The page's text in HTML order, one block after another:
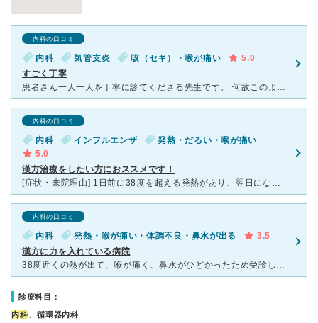
内科の口コミ
内科 気管支炎 咳（セキ）・喉が痛い
5.0
すごく丁寧
患者さん一人一人を丁寧に診てくださる先生です。 何故このような症状が出るのか、何故この薬を出すのか、どうすれば早く良くなる又は防げるのか、優しく教えて下さいます。 また、ちょっと喉を見て憶測で診断
内科の口コミ
内科 インフルエンザ
発熱・だるい・喉が痛い
5.0
漢方治療をしたい方におススメです！
[症状・来院理由] 1日前に38度を超える発熱があり、翌日になっても下がらなかったため受診しました。 [医師の診断・治療法] 検査を経て、インフルエンザと診断されました。水分をよくとること、睡眠
内科の口コミ
内科 発熱・喉が痛い・体調不良・鼻水が出る
3.5
漢方に力を入れている病院
38度近くの熱が出て、喉が痛く、鼻水がひどかったため受診しました。すぐに血液検査（アレルギー検査を含む）をし、漢方の薬をいくつかもらいました。先生はお話し好きな方のようで、丁寧に説明をしてくださる方で
診療科目：
内科、循環器内科